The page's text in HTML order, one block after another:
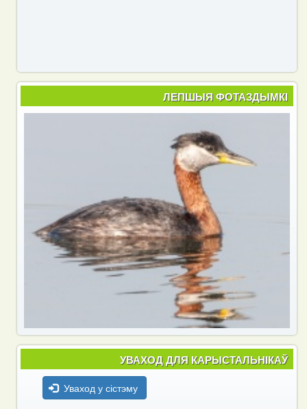
ЛЕПШЫЯ ФОТАЗДЫМКІ
УВАХОД ДЛЯ КАРЫСТАЛЬНІКАЎ
Уваход у сістэму